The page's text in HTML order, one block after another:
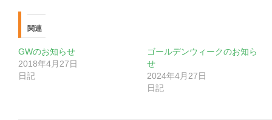
関連
GWのお知らせ
2018年4月27日
日記
ゴールデンウィークのお知ら
せ
2024年4月27日
日記